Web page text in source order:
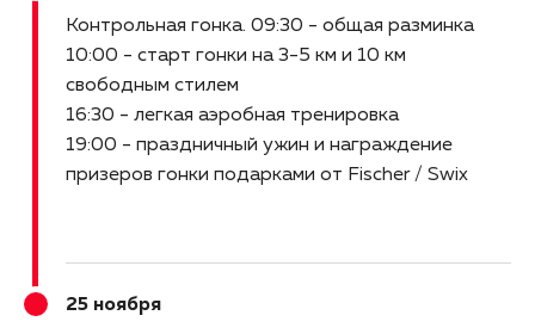
Контрольная гонка 09:30 - общая разминка
10:00 - старт гонки на 3-5 км и 10 км
свободным стилем
16:30 - легкая аэробная тренировка
19:00 - праздничный ужин и награждение
призеров гонки подарками от Fischer / Swix
25 ноября